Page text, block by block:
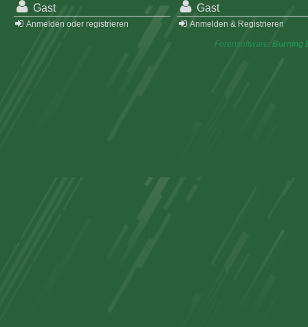
Gast
Anmelden oder registrieren
Gast
Anmelden & Registrieren
Forensoftware: Burning